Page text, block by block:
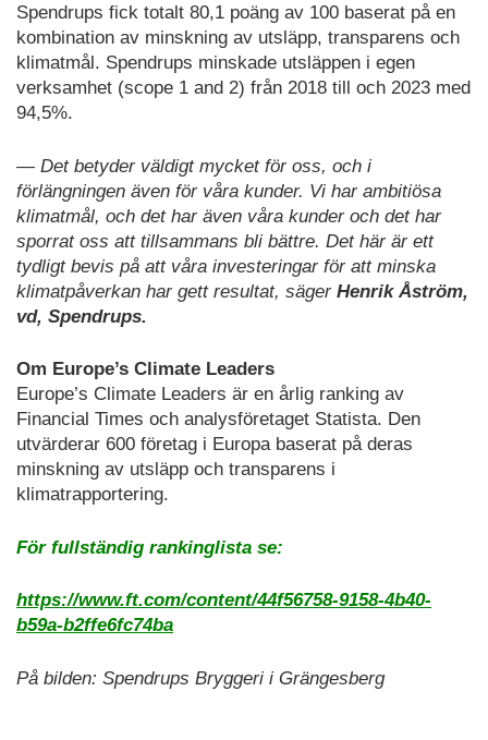
Spendrups fick totalt 80,1 poäng av 100 baserat på en
kombination av minskning av utsläpp, transparens och
klimatmål. Spendrups minskade utsläppen i egen
verksamhet (scope 1 and 2) från 2018 till och 2023 med
94,5%.
— Det betyder väldigt mycket för oss, och i
förlängningen även för våra kunder. Vi har ambitiösa
klimatmål, och det har även våra kunder och det har
sporrat oss att tillsammans bli bättre. Det här är ett
tydligt bevis på att våra investeringar för att minska
klimatpåverkan har gett resultat, säger Henrik Åström,
vd, Spendrups.
Om Europe’s Climate Leaders
Europe’s Climate Leaders är en årlig ranking av
Financial Times och analysföretaget Statista. Den
utvärderar 600 företag i Europa baserat på deras
minskning av utsläpp och transparens i
klimatrapportering.
För fullständig rankinglista se:
https://www.ft.com/content/44f56758-9158-4b40-
b59a-b2ffe6fc74ba
På bilden: Spendrups Bryggeri i Grängesberg